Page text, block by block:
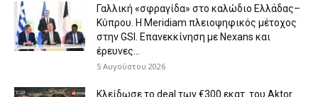
Γαλλική «σφραγίδα» στο καλώδιο Ελλάδας–
Κύπρου. Η Meridiam πλειοψηφικός μέτοχος
στην GSI. Επανεκκίνηση με Nexans και
έρευνες...
5 Αυγούστου 2026
Κλείδωσε το deal των €300 εκατ. του Aktor